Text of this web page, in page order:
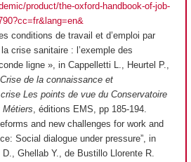
product/the-oxford-handbook-of-job-
conditions de travail et d’emploi par
crise sanitaire : l’exemple des
ligne », in Cappelletti L., Heurtel P.,
Crise de la connaissance et
Les points de vue du Conservatoire
, éditions EMS, pp 185-194.
and new challenges for work and
Social dialogue under pressure”, in
D., Ghellab Y., de Bustillo Llorente R.